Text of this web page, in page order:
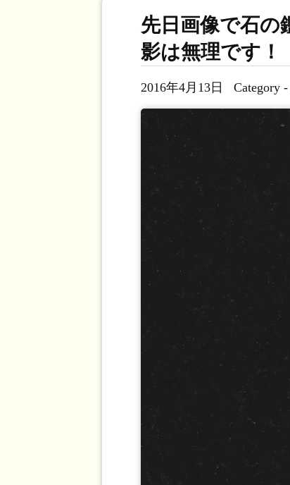
先日画像で石の
影は無理です！
2016年4月13日 Category -